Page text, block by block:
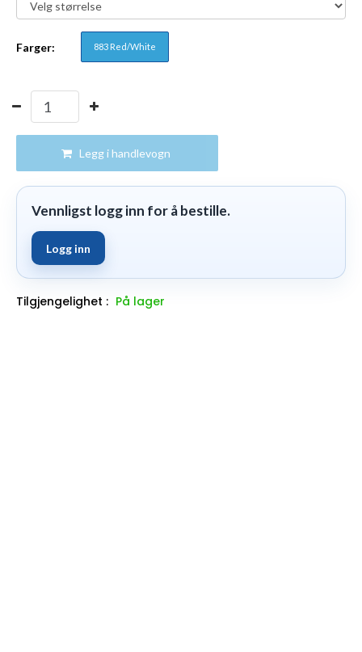
Farger: 883 Red/White
Legg i handlevogn
Vennligst logg inn for å bestille.
Logg inn
Tilgjengelighet : På lager